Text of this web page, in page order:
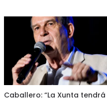
Caballero: “La Xunta tendrá